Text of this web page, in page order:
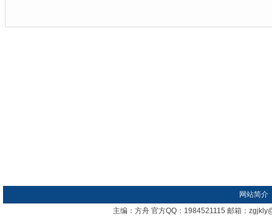
网站简介
主编：方舟 官方QQ：1984521115 邮箱：